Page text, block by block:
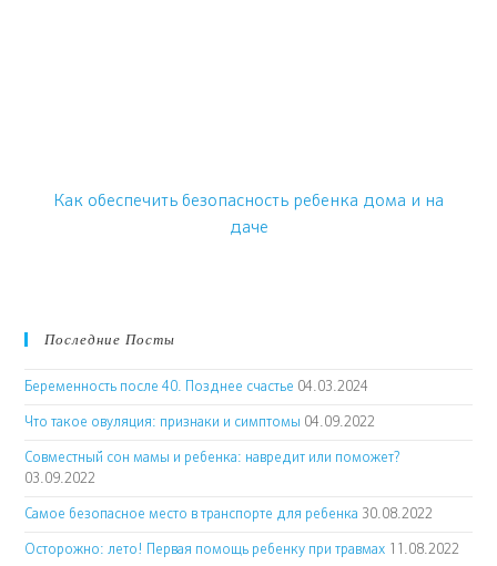
Как обеспечить безопасность ребенка дома и на
даче
Последние Посты
Беременность после 40. Позднее счастье 04.03.2024
Что такое овуляция: признаки и симптомы 04.09.2022
Совместный сон мамы и ребенка: навредит или поможет?
03.09.2022
Самое безопасное место в транспорте для ребенка 30.08.2022
Осторожно: лето! Первая помощь ребенку при травмах 11.08.2022